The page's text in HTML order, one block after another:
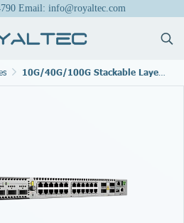
Email: info@royaltec.com
10G/40G/100G Stackable Layer 3 Managed Switches